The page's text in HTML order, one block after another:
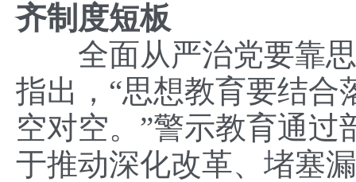
齐制度短板
全面从严治党要靠思
指出，“思想教育要结合
空对空。”警示教育通
于推动深化改革、堵塞